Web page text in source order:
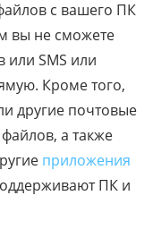
с вашего ПК
вы не сможете
SMS или
Кроме того,
другие почтовые
а также
приложения
ПК и